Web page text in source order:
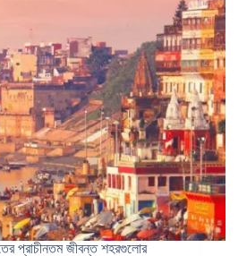
প্রাচীনতম জীবন্ত শহরগুলোর